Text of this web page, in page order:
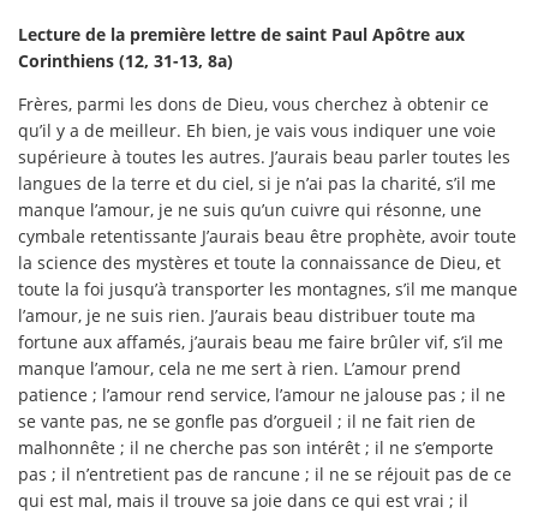
Lecture de la première lettre de saint Paul Apôtre aux
Corinthiens (12, 31-13, 8a)
Frères, parmi les dons de Dieu, vous cherchez à obtenir ce
qu’il y a de meilleur. Eh bien, je vais vous indiquer une voie
supérieure à toutes les autres. J’aurais beau parler toutes les
langues de la terre et du ciel, si je n’ai pas la charité, s’il me
manque l’amour, je ne suis qu’un cuivre qui résonne, une
cymbale retentissante J’aurais beau être prophète, avoir toute
la science des mystères et toute la connaissance de Dieu, et
toute la foi jusqu’à transporter les montagnes, s’il me manque
l’amour, je ne suis rien. J’aurais beau distribuer toute ma
fortune aux affamés, j’aurais beau me faire brûler vif, s’il me
manque l’amour, cela ne me sert à rien. L’amour prend
patience ; l’amour rend service, l’amour ne jalouse pas ; il ne
se vante pas, ne se gonfle pas d’orgueil ; il ne fait rien de
malhonnête ; il ne cherche pas son intérêt ; il ne s’emporte
pas ; il n’entretient pas de rancune ; il ne se réjouit pas de ce
qui est mal, mais il trouve sa joie dans ce qui est vrai ; il